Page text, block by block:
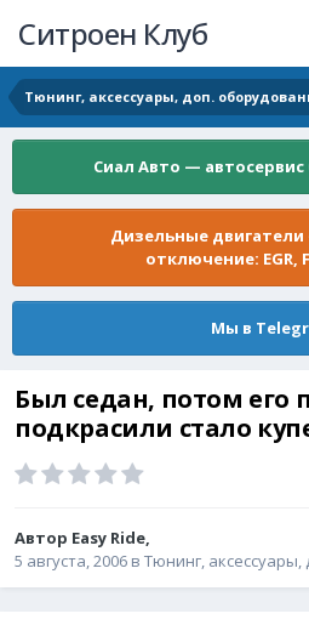
Ситроен Клуб
Тюнинг, аксессуары, доп.
Сиал Авто —
Дизельные
отключение: EGR,
Мы в
Был седан, потом его
подкрасили стало
Автор Easy Ride,
5 августа, 2006 в Тюнинг, аксессуары,